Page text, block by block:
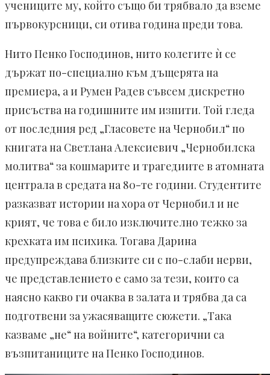
учениците му, който също би трябвало да вземе
първокурсници, си отива година преди това.
Нито Пенко Господинов, нито колегите ѝ се
държат по-специално към дъщерята на
премиера, а и Румен Радев съвсем дискретно
присъства на годишните им изпити. Той гледа
от последния ред „Гласовете на Чернобил“ по
книгата на Светлана Алексиевич „Чернобилска
молитва“ за кошмарите и трагедиите в атомната
централа в средата на 80-те години. Студентите
разказват истории на хора от Чернобил и не
крият, че това е било изключително тежко за
крехката им психика. Тогава Дарина
предупреждава близките си с по-слаби нерви,
че представлението е само за тези, които са
наясно какво ги очаква в залата и трябва да са
подготвени за ужасяващите сюжети. „Така
казваме „не“ на войните“, категорични са
възпитаниците на Пенко Господинов.